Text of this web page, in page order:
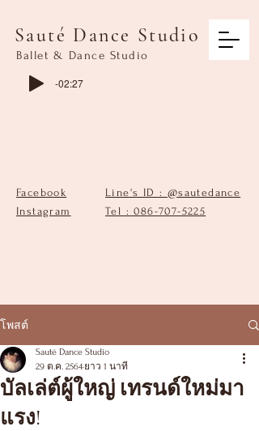
Sauté Dance Studio
Ballet & Dance Studio
-02:27
Facebook
Instagram
Line's ID : @sautedance
Tel : 086-707-5225
โพสต์
บัลเล่ต์ผู้ใหญ่ เทรนด์ใหม่มา
แรง!
Sauté Dance Studio
29 ต.ค. 2564 ยาว 1 นาที